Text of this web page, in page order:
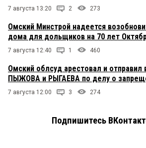
7 августа 13:20 2 273
Омский Минстрой надеется
дома для дольщиков на 70 лет
7 августа 12:40 1 460
Омский облсуд арестовал и отправил
ПЫЖОВА и РЫГАЕВА по делу о
7 августа 12:00 3 274
Подпишитесь